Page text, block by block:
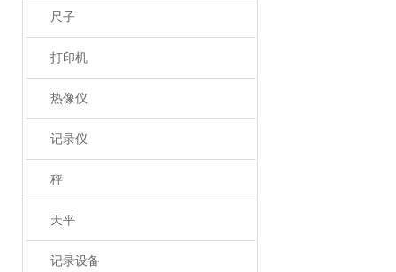
尺子
打印机
热像仪
记录仪
秤
天平
记录设备